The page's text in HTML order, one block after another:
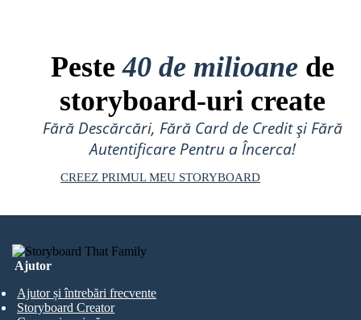
Peste40 de milioane de
storyboard-uri create
Fără Descărcări, Fără Card de Credit și Fără
Autentificare Pentru a Încerca!
CREEZ PRIMUL MEU STORYBOARD
Ajutor
Ajutor și întrebări frecvente
Storyboard Creator